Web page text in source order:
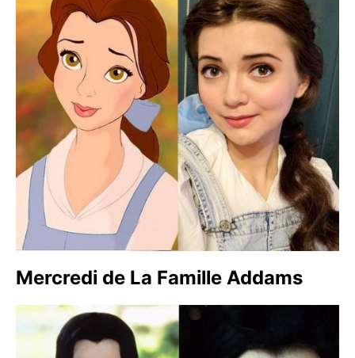
Mercredi de La Famille Addams